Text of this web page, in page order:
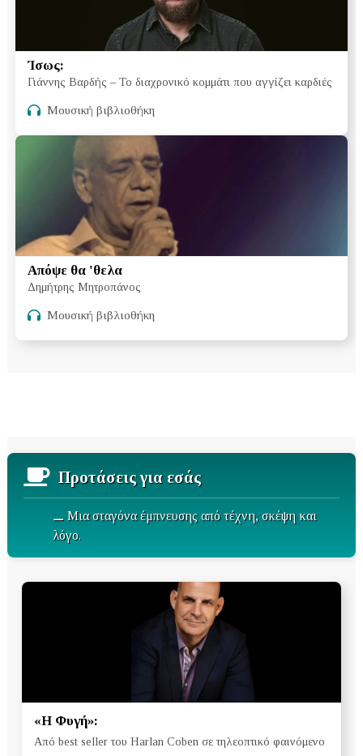
Ίσως:
Γιάννης Βαρδής – Το διαχρονικό κομμάτι που αγγίζει καρδιές
Μουσική βιβλιοθήκη
Απόψε θα 'θελα
Δημήτρης Μητροπάνος
Μουσική βιβλιοθήκη
Προτάσεις για εσάς
⚊ Μια σταγόνα έμπνευσης από τέχνη, σκέψη και
λόγο.
«Η Φυγή»:
Από best seller του Harlan Coben σε τηλεοπτικό φαινόμενο